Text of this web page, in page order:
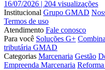
16/07/2026 | 204 visualizações
Institucional Grupo GMAD
Termos de uso
Atendimento Fale conosco
Para você Soluções G+
tributária GMAD
Categorias Marcenaria Gestão
Empreenda Marcenaria